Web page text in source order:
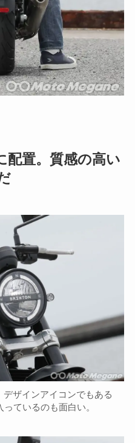
配置。質感の高い
ザインアイコンでもある
ているのも面白い。